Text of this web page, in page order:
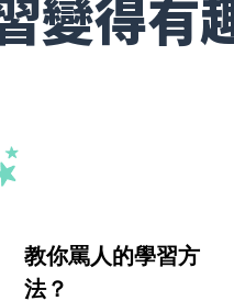
變得有
教你罵人的學習方
法？